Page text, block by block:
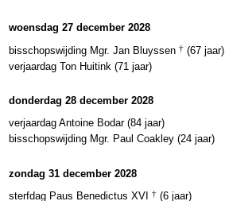
woensdag 27 december 2028
bisschopswijding Mgr. Jan Bluyssen † (67 jaar)
verjaardag Ton Huitink (71 jaar)
donderdag 28 december 2028
verjaardag Antoine Bodar (84 jaar)
bisschopswijding Mgr. Paul Coakley (24 jaar)
zondag 31 december 2028
sterfdag Paus Benedictus XVI
† (6 jaar)